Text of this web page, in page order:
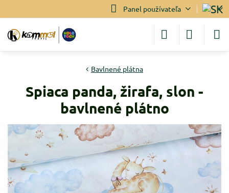
Panel používateľa
Bavlnené plátna
Spiaca panda, žirafa, slon -
bavlnené plátno